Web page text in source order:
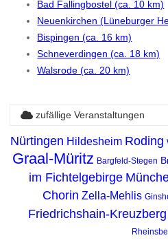
Bad Fallingbostel (ca. 10 km)
Neuenkirchen (Lüneburger
Bispingen (ca. 16 km)
Schneverdingen (ca. 18 km)
Walsrode (ca. 20 km)
zufällige Veranstaltungen
Nürtingen Hildesheim Roding
Graal-Müritz Bargfeld-Stegen
im Fichtelgebirge
Chorin Zella-Mehlis
Friedrichshain-Kreuzberg